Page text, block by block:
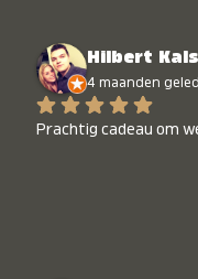
Hilbert
4 maanden
Prachtig cadeau om